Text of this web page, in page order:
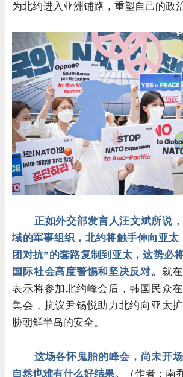
为北约进入亚洲铺路，重塑自己的政
正如外交部发言人汪文斌所说
域的军事组织，北约将触手伸向亚太
团对抗”的套路复制到亚太，这势必
国际社会高度警惕和坚决反对。 就
表示将参加北约峰会后，韩国民众
集会，抗议尹锡悦助力北约向亚太
胁朝鲜半岛的安全。
这场各怀鬼胎的峰会，尚未开
自然也难有什么好结果。
（作者：南